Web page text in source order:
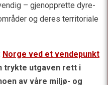
– gjenopprette dyre-
og deres territoriale
Norge ved et vendepunkt
trykte utgaven rett i
av våre miljø- og